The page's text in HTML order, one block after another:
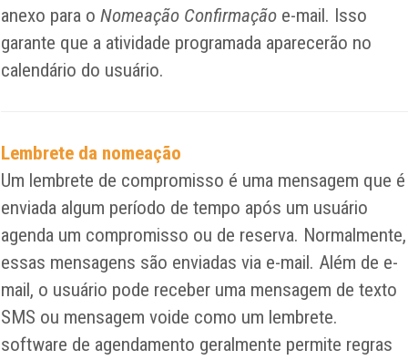
anexo para oNomeação Confirmação e-mail. Isso
garante que a atividade programada aparecerão no
calendário do usuário.
Lembrete da nomeação
Um lembrete de compromisso é uma mensagem que é
enviada algum período de tempo após um usuário
agenda um compromisso ou de reserva. Normalmente,
essas mensagens são enviadas via e-mail. Além de e-
mail, o usuário pode receber uma mensagem de texto
SMS ou mensagem voide como um lembrete.
software de agendamento geralmente permite regras